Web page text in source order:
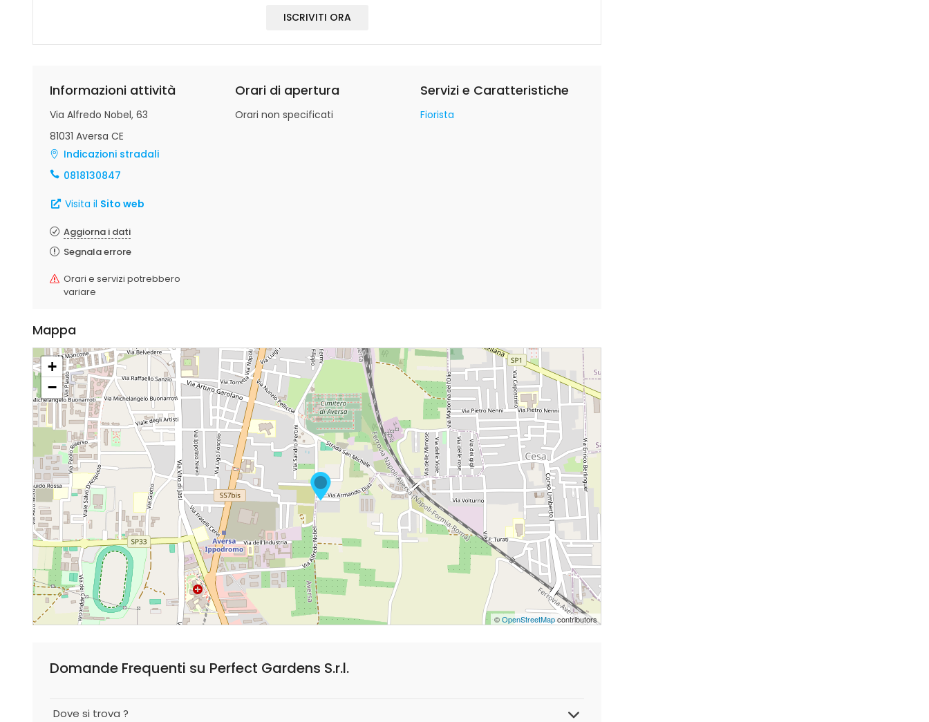
ISCRIVITI ORA
Informazioni attività
Via Alfredo Nobel, 63
81031 Aversa CE
Indicazioni stradali
0818130847
Visita il Sito web
Aggiorna i dati
Segnala errore
Orari e servizi potrebbero
variare
Orari di apertura
Orari non specificati
Servizi e Caratteristiche
Fiorista
Mappa
+
−
©OpenStreetMapcontributors
Domande Frequenti su Perfect Gardens S.r.l.
Dove si trova ?